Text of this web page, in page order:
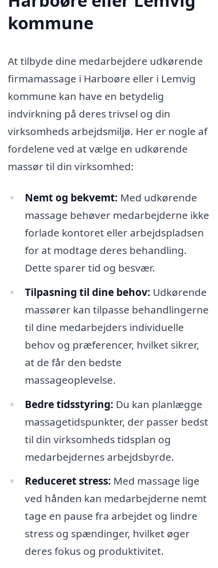
kommune
At tilbyde dine medarbejdere udkørende
firmamassage i Harboøre eller i Lemvig
kommune kan have en betydelig
indvirkning på deres trivsel og din
virksomheds arbejdsmiljø. Her er nogle af
fordelene ved at vælge en udkørende
massør til din virksomhed:
Nemt og bekvemt: Med udkørende
massage behøver medarbejderne ikke
forlade kontoret eller arbejdspladsen
for at modtage deres behandling.
Dette sparer tid og besvær.
Tilpasning til dine behov: Udkørende
massører kan tilpasse behandlingerne
til dine medarbejders individuelle
behov og præferencer, hvilket sikrer,
at de får den bedste
massageoplevelse.
Bedre tidsstyring: Du kan planlægge
massagetidspunkter, der passer bedst
til din virksomheds tidsplan og
medarbejdernes arbejdsbyrde.
Reduceret stress: Med massage lige
ved hånden kan medarbejderne nemt
tage en pause fra arbejdet og lindre
stress og spændinger, hvilket øger
deres fokus og produktivitet.